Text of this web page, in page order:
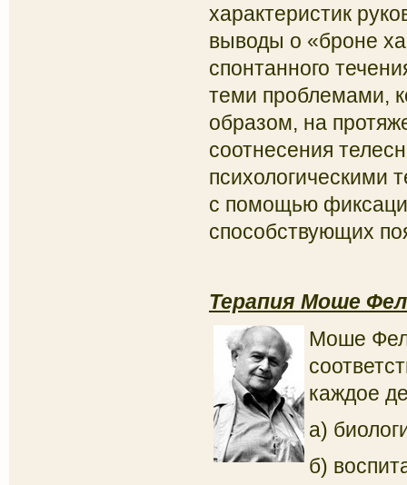
характеристик
выводы о «броне
спонтанного
теми проблемами,
образом, на
соотнесения
психологическими
с помощью
способствующих
Терапия Моше
Моше
каждое
а)
б)